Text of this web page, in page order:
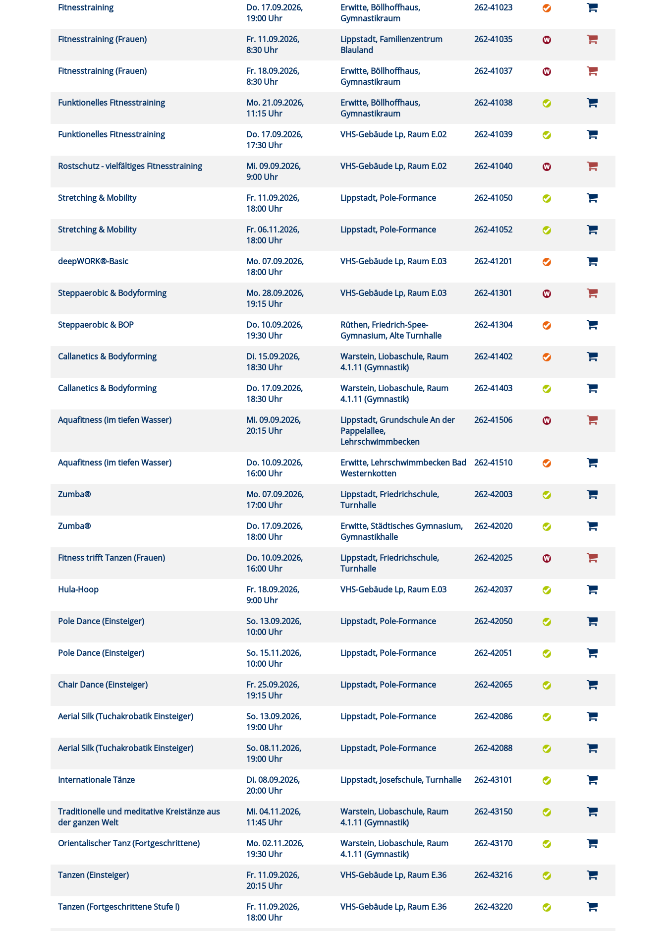
Fitnesstraining Do. 17.09.2026,
19:00 Uhr
Erwitte, Böllhoffhaus,
Gymnastikraum
262-41023
Fitnesstraining (Frauen) Fr. 11.09.2026,
8:30 Uhr
Lippstadt, Familienzentrum
Blauland
262-41035
Fitnesstraining (Frauen) Fr. 18.09.2026,
8:30 Uhr
Erwitte, Böllhoffhaus,
Gymnastikraum
262-41037
Funktionelles Fitnesstraining Mo.21.09.2026,
11:15 Uhr
Erwitte, Böllhoffhaus,
Gymnastikraum
262-41038
Funktionelles Fitnesstraining Do. 17.09.2026,
17:30 Uhr
VHS-Gebäude Lp, Raum E.02 262-41039
Rostschutz - vielfältiges Fitnesstraining Mi.09.09.2026,
9:00 Uhr
VHS-Gebäude Lp, Raum E.02 262-41040
Stretching & Mobility Fr. 11.09.2026,
18:00 Uhr
Lippstadt, Pole-Formance 262-41050
Stretching & Mobility Fr.06.11.2026,
18:00 Uhr
Lippstadt, Pole-Formance 262-41052
deepWORK®-Basic Mo.07.09.2026,
18:00 Uhr
VHS-Gebäude Lp, Raum E.03 262-41201
Steppaerobic & Bodyforming Mo.28.09.2026,
19:15 Uhr
VHS-Gebäude Lp, Raum E.03 262-41301
Steppaerobic & BOP Do. 10.09.2026,
19:30 Uhr
Rüthen, Friedrich-Spee-
Gymnasium, Alte Turnhalle
262-41304
Callanetics & Bodyforming Di. 15.09.2026,
18:30 Uhr
Warstein, Liobaschule, Raum
4.1.11 (Gymnastik)
262-41402
Callanetics & Bodyforming Do. 17.09.2026,
18:30 Uhr
Warstein, Liobaschule, Raum
4.1.11 (Gymnastik)
262-41403
Aquafitness (im tiefen Wasser) Mi.09.09.2026,
20:15 Uhr
Lippstadt, Grundschule An der
Pappelallee,
Lehrschwimmbecken
262-41506
Aquafitness (im tiefen Wasser) Do. 10.09.2026,
16:00 Uhr
Erwitte, Lehrschwimmbecken Bad
Westernkotten
262-41510
Zumba® Mo.07.09.2026,
17:00 Uhr
Lippstadt, Friedrichschule,
Turnhalle
262-42003
Zumba® Do. 17.09.2026,
18:00 Uhr
Erwitte, Städtisches Gymnasium,
Gymnastikhalle
262-42020
Fitness trifft Tanzen (Frauen) Do. 10.09.2026,
16:00 Uhr
Lippstadt, Friedrichschule,
Turnhalle
262-42025
Hula-Hoop Fr. 18.09.2026,
9:00 Uhr
VHS-Gebäude Lp, Raum E.03 262-42037
Pole Dance (Einsteiger) So. 13.09.2026,
10:00 Uhr
Lippstadt, Pole-Formance 262-42050
Pole Dance (Einsteiger) So. 15.11.2026,
10:00 Uhr
Lippstadt, Pole-Formance 262-42051
Chair Dance (Einsteiger) Fr.25.09.2026,
19:15 Uhr
Lippstadt, Pole-Formance 262-42065
Aerial Silk (Tuchakrobatik Einsteiger) So. 13.09.2026,
19:00 Uhr
Lippstadt, Pole-Formance 262-42086
Aerial Silk (Tuchakrobatik Einsteiger) So.08.11.2026,
19:00 Uhr
Lippstadt, Pole-Formance 262-42088
Internationale Tänze Di.08.09.2026,
20:00 Uhr
Lippstadt, Josefschule, Turnhalle 262-43101
Traditionelle und meditative Kreistänze aus
der ganzen Welt
Mi.04.11.2026,
11:45 Uhr
Warstein, Liobaschule, Raum
4.1.11 (Gymnastik)
262-43150
Orientalischer Tanz (Fortgeschrittene) Mo.02.11.2026,
19:30 Uhr
Warstein, Liobaschule, Raum
4.1.11 (Gymnastik)
262-43170
Tanzen (Einsteiger) Fr. 11.09.2026,
20:15 Uhr
VHS-Gebäude Lp, Raum E.36 262-43216
Tanzen (Fortgeschrittene Stufe I) Fr. 11.09.2026,
18:00 Uhr
VHS-Gebäude Lp, Raum E.36 262-43220